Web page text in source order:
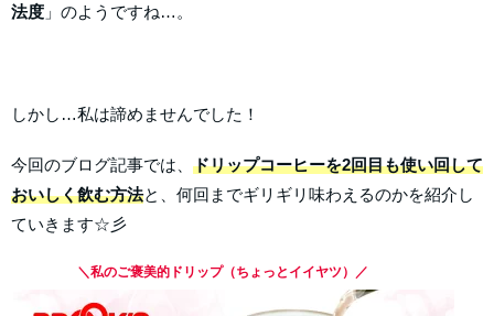
法度 」のようですね…。
しかし…私は諦めませんでした！
今回のブログ記事では、 ドリップコーヒーを2回目も使い回して
おいしく飲む方法と、何回までギリギリ味わえるのかを紹介し
ていきます☆彡
＼私のご褒美的ドリップ（ちょっとイイヤツ）／